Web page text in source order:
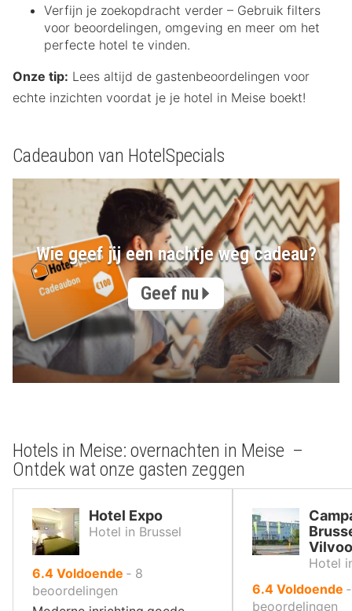
Verfijn je zoekopdracht verder – Gebruik filters
voor beoordelingen, omgeving en meer om het
perfecte hotel te vinden.
Onze tip: Lees altijd de gastenbeoordelingen voor
echte inzichten voordat je je hotel in Meise boekt!
Cadeaubon van HotelSpecials
Wie geef jij een nachtje weg cadeau?
Geef nu
Hotels in Meise: overnachten in Meise –
Ontdek wat onze gasten zeggen
Hotel Expo
Hotel in Brussel
6.4uit
10
,
Voldoende ‐ 8
beoordelingen
Hotel
6.4uit
10
Voldoende
beoordelingen